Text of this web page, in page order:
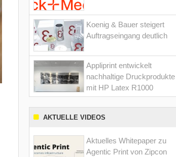
Koenig & Bauer steigert
Auftragseingang deutlich
Appliprint entwickelt
nachhaltige Druckprodukte
mit HP Latex R1000
AKTUELLE VIDEOS
Aktuelles Whitepaper zu
Agentic Print von Zipcon